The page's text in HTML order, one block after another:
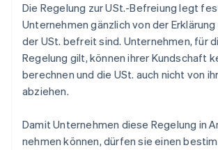
Die Regelung zur USt.-Befreiung legt
Unternehmen gänzlich von der Erklärung
der USt. befreit sind. Unternehmen, für
Regelung gilt, können ihrer Kundschaft
berechnen und die USt. auch nicht von
abziehen.
Damit Unternehmen diese Regelung in
nehmen können, dürfen sie einen